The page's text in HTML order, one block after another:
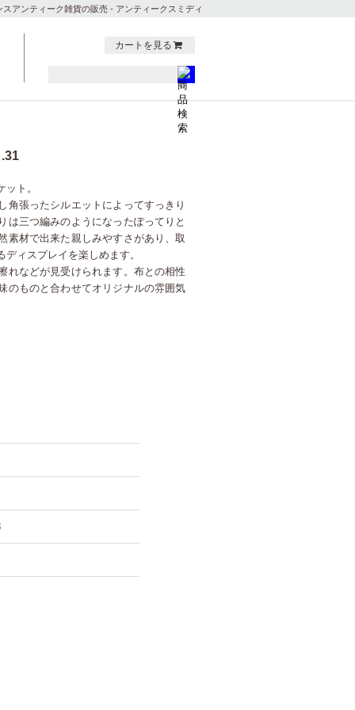
スアンティーク雑貨の販売 - アンティークスミディ
カートを見る
ト。
角張ったシルエットによってすっきり
は三つ編みのようになったぽってりと
素材で出来た親しみやすさがあり、取
ィスプレイを楽しめます。
れなどが見受けられます。布との相性
のものと合わせてオリジナルの雰囲気